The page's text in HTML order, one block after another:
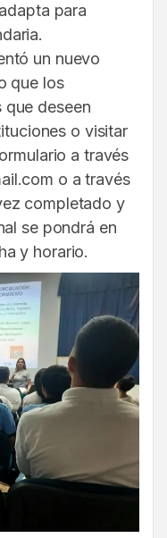
para
un nuevo
que los
deseen
o visitar
a través
o a través
completado y
se pondrá en
y horario.